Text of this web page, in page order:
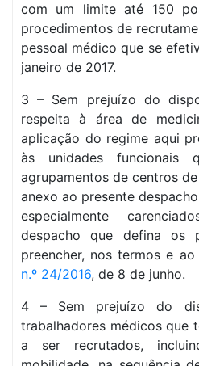
com um limite até 150
procedimentos de
pessoal médico que se
janeiro de 2017.
3 – Sem prejuízo do
respeita à área de
aplicação do regime aqui
às unidades funcionais
agrupamentos de centros
anexo ao presente
especialmente
despacho que defina os
preencher, nos termos e
n.º 24/2016, de 8 de junho.
4 – Sem prejuízo do
trabalhadores médicos que
a ser recrutados,